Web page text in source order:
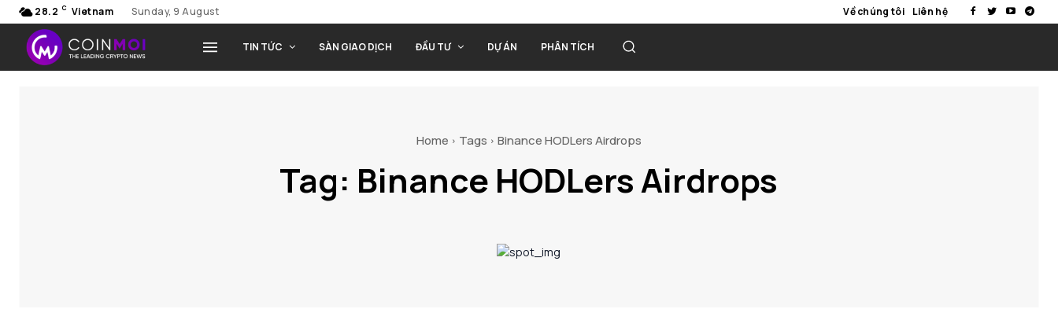
28.2 C Vietnam Sunday, 9 August Về chúng tôi Liên hệ
TIN TỨC SÀN GIAO DỊCH ĐẦU TƯ DỰ ÁN PHÂN TÍCH
Home Tags Binance HODLers Airdrops
Tag: Binance HODLers Airdrops